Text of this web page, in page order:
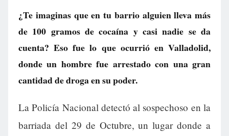
¿Te imaginas que en tu barrio alguien lleva más
de 100 gramos de cocaína y casi nadie se da
cuenta? Eso fue lo que ocurrió en Valladolid,
donde un hombre fue arrestado con una gran
cantidad de droga en su poder.
La Policía Nacional detectó al sospechoso en la
barriada del 29 de Octubre, un lugar donde a